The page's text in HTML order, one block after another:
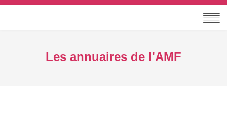
Les annuaires de l'AMF